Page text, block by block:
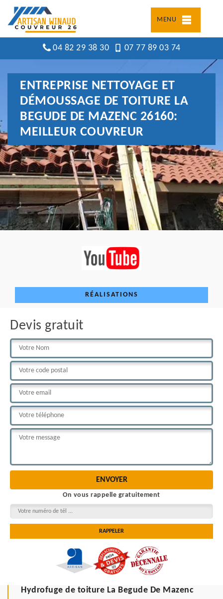
MENU
04 82 29 38 30 07 77 89 03 74
ENTREPRISE NETTOYAGE ET
DÉMOUSSAGE DE TOITURE LA
BEGUDE DE MAZENC 26160:
MEILLEUR COUVREUR
RÉALISATIONS
Devis gratuit
On vous rappelle gratuitement
Hydrofuge de toiture La Begude De Mazenc